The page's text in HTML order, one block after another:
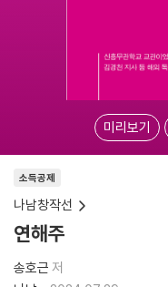
미리보기
소득공제
나남창작선
연해주
송호근 저